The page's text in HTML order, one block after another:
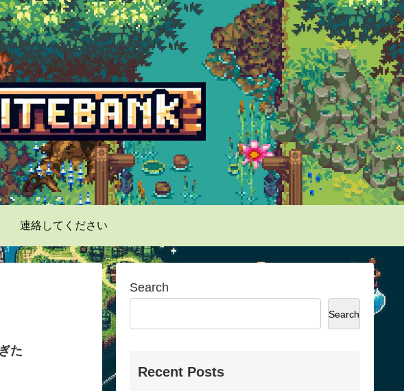
連絡してください
た
Search
Search
Recent Posts